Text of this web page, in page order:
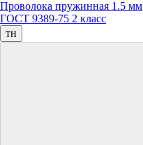
Проволока пружинная 1.5 мм
ГОСТ 9389-75 2 класс
тн